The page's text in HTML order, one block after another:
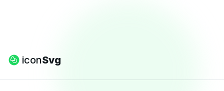
iconSvg